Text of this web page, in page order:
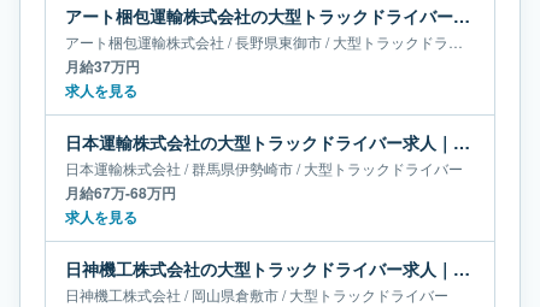
アート梱包運輸株式会社の大型トラックドライバー求人｜長野県東御市｜月給37万円
アート梱包運輸株式会社 /長野県東御市/大型トラックドライバー
月給37万円
求人を見る
日本運輸株式会社の大型トラックドライバー求人｜群馬県伊勢崎市｜月給67万-68万円
日本運輸株式会社 /群馬県伊勢崎市/大型トラックドライバー
月給67万-68万円
求人を見る
日神機工株式会社の大型トラックドライバー求人｜岡山県倉敷市｜月給66万-66万円
日神機工株式会社 /岡山県倉敷市/大型トラックドライバー